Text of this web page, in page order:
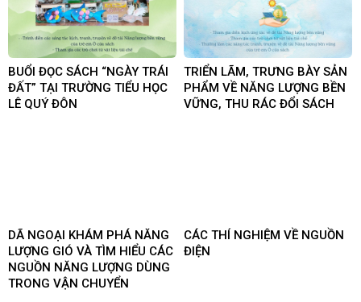
BUỔI ĐỌC SÁCH “NGÀY TRÁI
ĐẤT” TẠI TRƯỜNG TIỂU HỌC
LÊ QUÝ ĐÔN
TRIỂN LÃM, TRƯNG BÀY SẢN
PHẨM VỀ NĂNG LƯỢNG BỀN
VỮNG, THU RÁC ĐỔI SÁCH
DÃ NGOẠI KHÁM PHÁ NĂNG
LƯỢNG GIÓ VÀ TÌM HIỂU CÁC
NGUỒN NĂNG LƯỢNG DÙNG
TRONG VẬN CHUYỂN
CÁC THÍ NGHIỆM VỀ NGUỒN
ĐIỆN